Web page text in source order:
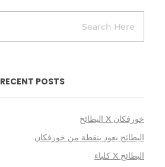
RECENT POSTS
خورفكان X البطائح
البطائح يعود بنقطة من خورفكان
البطائح X كلباء